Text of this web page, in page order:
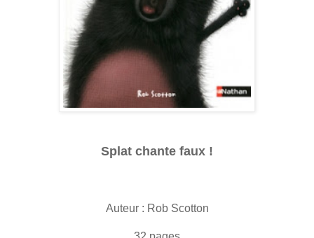
Splat chante faux !
Auteur : Rob Scotton